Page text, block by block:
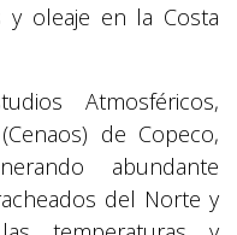
y oleaje en la Costa
Atmosféricos,
de Copeco,
abundante
del Norte y